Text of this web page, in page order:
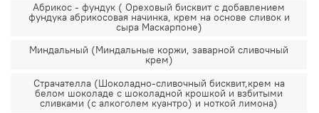
Абрикос - фундук ( Ореховый бисквит с добавлением
фундука абрикосовая начинка, крем на основе сливок и
сыра Маскарпоне)
Миндальный (Миндальные коржи, заварной сливочный
крем)
Страчателла (Шоколадно-сливочный бисквит,крем на
белом шоколаде с шоколадной крошкой и взбитыми
сливками (с алкоголем куантро) и ноткой лимона)